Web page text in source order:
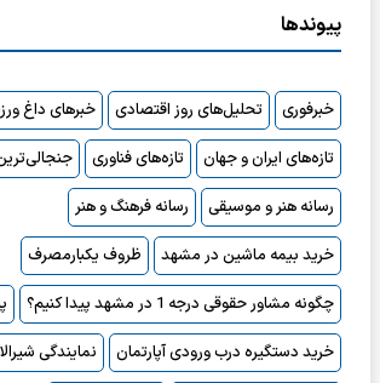
پیوندها
خبرفوری تحلیل‌های روز اقتصادی
خبرهای داغ
تازه‌های ایران و جهان
تازه‌های فناوری
رسانه هنر و موسیقی
رسانه فرهنگ و هنر
خرید بیمه ماشین در مشهد
ظروف یکبارمصرف
چگونه مشاور حقوقی درجه 1 در مشهد پیدا کنیم؟
خرید دستگیره درب ورودی آپارتمان
نمایندگی